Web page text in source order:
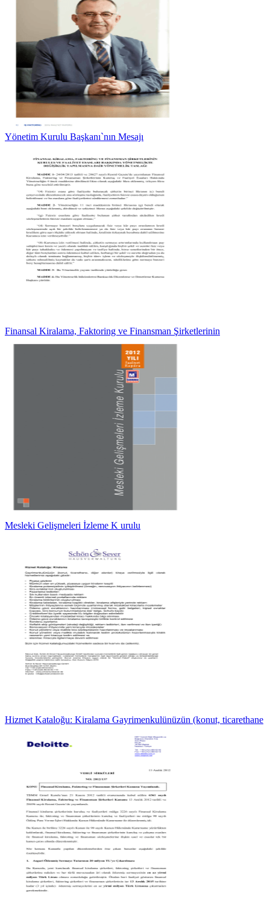
Yönetim Kurulu Başkanı`nın Mesajı
Finansal Kiralama, Faktoring ve Finansman Şirketlerinin
Mesleki Gelişmeleri İzleme K urulu
Hizmet Kataloğu: Kiralama Gayrimenkulünüzün (konut, ticarethane